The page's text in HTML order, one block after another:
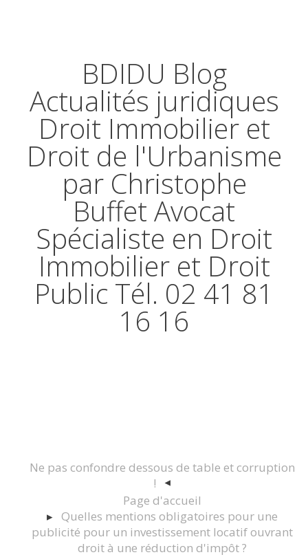
BDIDU Blog
Actualités juridiques
Droit Immobilier et
Droit de l'Urbanisme
par Christophe
Buffet Avocat
Spécialiste en Droit
Immobilier et Droit
Public Tél. 02 41 81
16 16
Ne pas confondre dessous de table et corruption
!
Page d'accueil
Quelles mentions obligatoires pour une
publicité pour un investissement locatif ouvrant
droit à une réduction d'impôt ?